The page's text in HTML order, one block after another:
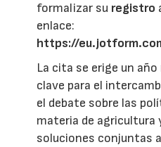
formalizar su registro
enlace:
https://
La cita se erige un
clave para el
el debate sobre las
materia de agricultura
soluciones conjuntas